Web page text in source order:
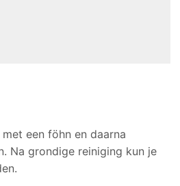
een föhn en daarna
Na grondige reiniging kun je